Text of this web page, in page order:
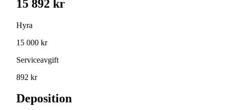
15 892 kr
Hyra
15 000 kr
Serviceavgift
892 kr
Deposition